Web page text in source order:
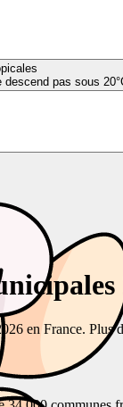
descend pas sous
en France.